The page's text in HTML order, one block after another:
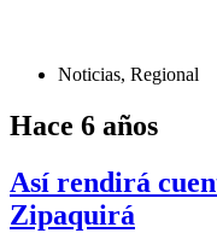
Noticias, Regional
Hace 6 años
Así rendirá
Zipaquirá